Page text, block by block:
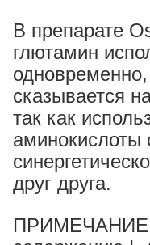
В препарате
глютамин
сказывается
так как
аминокислоты
друг друга.
ПРИМЕЧАНИЕ: